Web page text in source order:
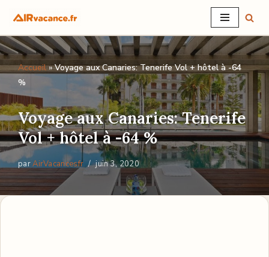
Aller
au
contenu
Accueil»Voyage aux Canaries: Tenerife Vol + hôtel à -64
%
Voyage aux Canaries: Tenerife
Vol + hôtel à -64 %
parAirVacancesfr juin 3, 2020